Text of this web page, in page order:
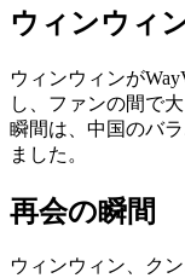
ウィンウィ
ウィンウィンが
し、ファンの間で
瞬間は、中国のバラ
ました。
再会の瞬間
ウィンウィン、ク